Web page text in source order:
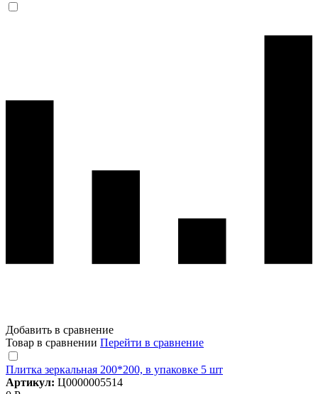
Добавить в сравнение
Товар в сравнении Перейти в сравнение
Плитка зеркальная 200*200, в упаковке 5 шт
Артикул: Ц0000005514